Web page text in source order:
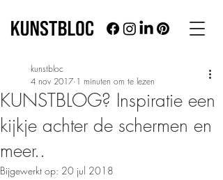
KUNSTBLOG? Inspiratie een
kijkje achter de schermen en
meer..
kunstbloc
4 nov 2017 1 minuten om te lezen
Bijgewerkt op: 20 jul 2018